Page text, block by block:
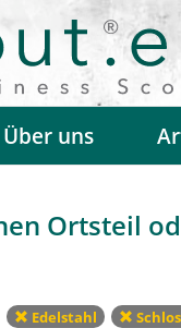
Über uns
Ortsteil
Edelstahl